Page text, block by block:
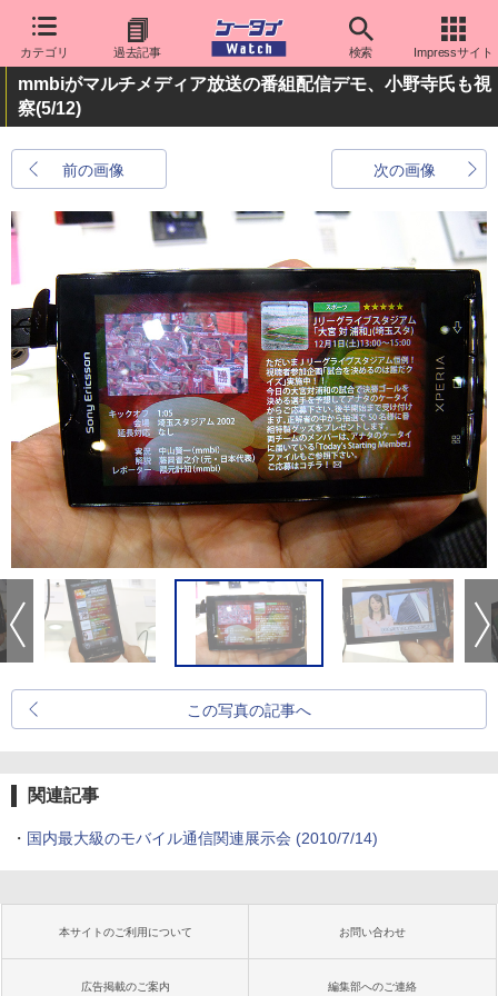
カテゴリ 過去記事 検索 Impressサイト
mmbiがマルチメディア放送の番組配信デモ、小野寺氏も視
察(5/12)
前の画像 次の画像
この写真の記事へ
関連記事
・ 国内最大級のモバイル通信関連展示会 (2010/7/14)
本サイトのご利用について お問い合わせ
広告掲載のご案内 編集部へのご連絡